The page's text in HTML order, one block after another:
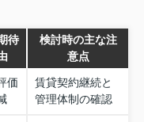
待
検討時の主な注
意点
価
賃貸契約継続と
管理体制の確認